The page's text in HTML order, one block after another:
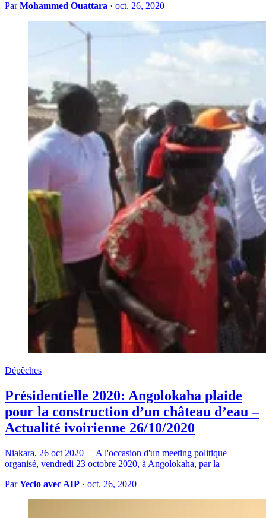
ParMohammed Ouattara · oct. 26, 2020
Dépêches
Présidentielle 2020: Angolokaha plaide
pour la construction d’un château d’eau –
Actualité ivoirienne 26/10/2020
Niakara, 26 oct 2020 – A l'occasion d'un meeting politique
organisé, vendredi 23 octobre 2020, à Angolokaha, par la
ParYeclo avec AIP · oct. 26, 2020